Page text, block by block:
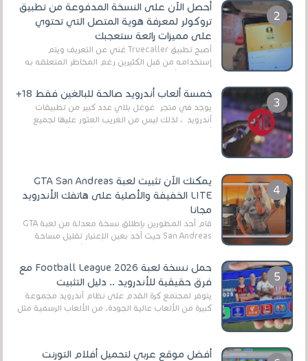
أحصل الآن على النسخة المدفوعة من تطبيق
تروكولر لمعرفة هوية المتصل التي تحتوي
على مميزات رائعة ستعجبك
أصبح تطبيق Truecaller غني عن التعريف ويتم
إستخدامه من قبل الكثيرين رغم المخاطر المتعلقه به
خمسة ألعاب أندرويد صالحة للبالغين فقط 18+
يوجد في متجر غوغل بلاي عدد كبير من تطبيقات
أندرويد ، لذلك ليس من الغريب العثور عليها لجميع
يمكنك الآن تثبيت لعبة GTA San Andreas
LITE الخفيفة والأصلية على هاتفك الأندرويد
مجانا
قام أحد المطورين بإطلاق نسخة معدلة من لعبة GTA
San Andreas حيث أخد بعين الإعتبار تقليل مساحة
حمل نسخة لعبة Football League 2026 مع
فرق حقيقية للأندرويد .. دليل التثبيت
يتوفر لمجتمع كرة القدم على نظام أندرويد مجموعة
كبيرة من الألعاب عالية الجودة. من الألعاب الرسمية مثل
أفضل موقع عربي لتحميل أفلام التورنت